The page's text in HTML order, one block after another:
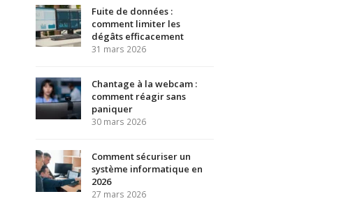
Fuite de données :
comment limiter les
dégâts efficacement
31 mars 2026
Chantage à la webcam :
comment réagir sans
paniquer
30 mars 2026
Comment sécuriser un
système informatique en
2026
27 mars 2026